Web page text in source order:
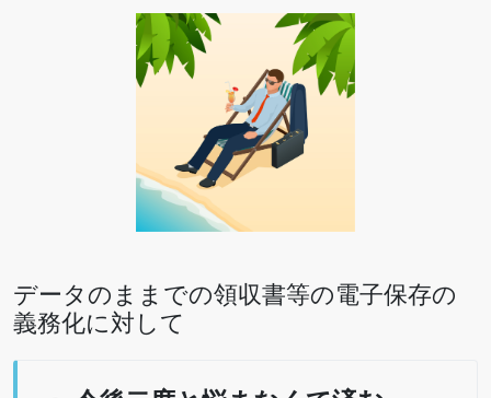
データのままでの領収書等の電子保存の
義務化に対して